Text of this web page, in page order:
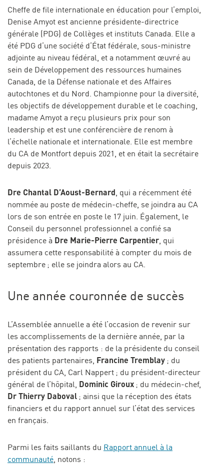
Cheffe de file internationale en éducation pour l’emploi,
Denise Amyot est ancienne présidente-directrice
générale (PDG) de Collèges et instituts Canada. Elle a
été PDG d’une société d’État fédérale, sous-ministre
adjointe au niveau fédéral, et a notamment œuvré au
sein de Développement des ressources humaines
Canada, de la Défense nationale et des Affaires
autochtones et du Nord. Championne pour la diversité,
les objectifs de développement durable et le coaching,
madame Amyot a reçu plusieurs prix pour son
leadership et est une conférencière de renom à
l’échelle nationale et internationale. Elle est membre
du CA de Montfort depuis 2021, et en était la secrétaire
depuis 2023.
Dre Chantal D’Aoust-Bernard, qui a récemment été
nommée au poste de médecin-cheffe, se joindra au CA
lors de son entrée en poste le 17 juin. Également, le
Conseil du personnel professionnel a confié sa
présidence à Dre Marie-Pierre Carpentier, qui
assumera cette responsabilité à compter du mois de
septembre ; elle se joindra alors au CA.
Une année couronnée de succès
L’Assemblée annuelle a été l’occasion de revenir sur
les accomplissements de la dernière année, par la
présentation des rapports : de la présidente du conseil
des patients partenaires, Francine Tremblay ; du
président du CA, Carl Nappert ; du président-directeur
général de l’hôpital, Dominic Giroux ; du médecin-chef,
Dr Thierry Daboval ; ainsi que la réception des états
financiers et du rapport annuel sur l’état des services
en français.
Parmi les faits saillants du Rapport annuel à la
communauté, notons :